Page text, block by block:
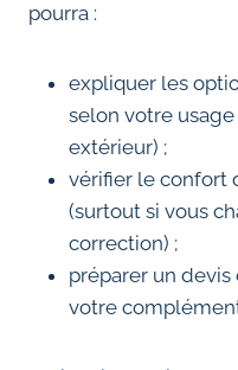
pourra :
expliquer les
selon votre
extérieur) ;
vérifier le confort
(surtout si vous
correction) ;
préparer un
votre